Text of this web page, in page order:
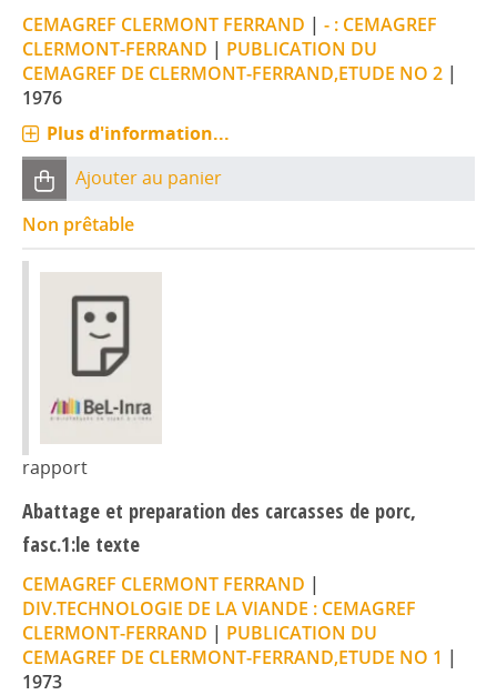
CEMAGREF CLERMONT FERRAND | - : CEMAGREF
CLERMONT-FERRAND | PUBLICATION DU
CEMAGREF DE CLERMONT-FERRAND,ETUDE NO 2 |
1976
Plus d'information...
Ajouter au panier
Non prêtable
rapport
Abattage et preparation des carcasses de porc,
fasc.1:le texte
CEMAGREF CLERMONT FERRAND |
DIV.TECHNOLOGIE DE LA VIANDE : CEMAGREF
CLERMONT-FERRAND | PUBLICATION DU
CEMAGREF DE CLERMONT-FERRAND,ETUDE NO 1 |
1973